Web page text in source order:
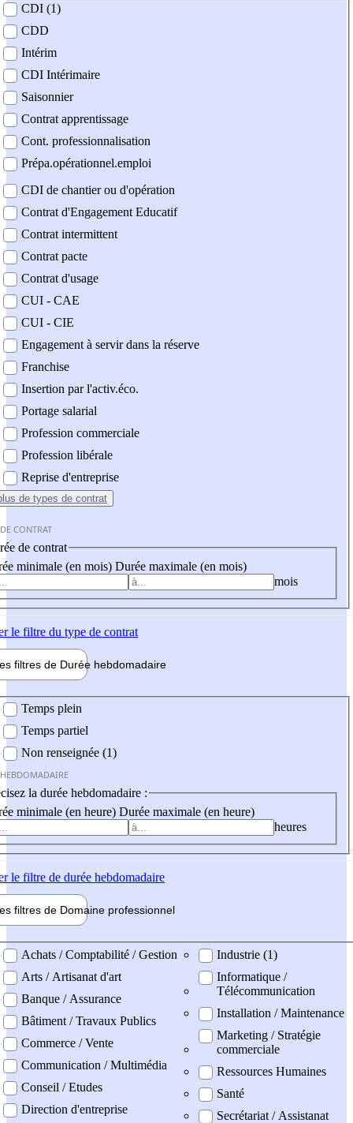
contrat
CDI (1)
CDD
Intérim
CDI Intérimaire
Saisonnier
Contrat apprentissage
Cont. professionnalisation
Prépa.opérationnel.emploi
CDI de chantier ou d'opération
Contrat d'Engagement Educatif
Contrat intermittent
Contrat pacte
Contrat d'usage
CUI - CAE
CUI - CIE
Engagement à servir dans la réserve
Franchise
Insertion par l'activ.éco.
Portage salarial
Profession commerciale
Profession libérale
Reprise d'entreprise
de types de contrat
CONTRAT
de contrat
minimale (en mois) Durée maximale (en mois)
mois
le filtre du type de contrat
filtres de Durée hebdomadaire
Temps plein
Temps partiel
Non renseignée (1)
la durée hebdomadaire :
minimale (en heure) Durée maximale (en heure)
heures
le filtre de durée hebdomadaire
filtres de Domaine professionnel
professionel
Achats / Comptabilité / Gestion
Arts / Artisanat d'art
Banque / Assurance
Bâtiment / Travaux Publics
Commerce / Vente
Communication / Multimédia
Conseil / Etudes
Direction d'entreprise
Industrie (1)
Informatique /
Télécommunication
Installation / Maintenance
Marketing / Stratégie
commerciale
Ressources Humaines
Santé
Secrétariat / Assistanat